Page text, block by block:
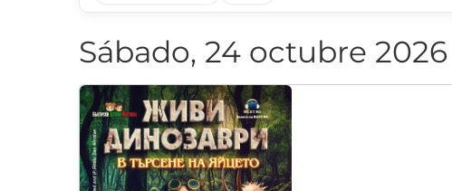
Sábado, 24 octubre 2026